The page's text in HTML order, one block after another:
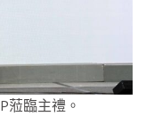
蒞臨主禮。